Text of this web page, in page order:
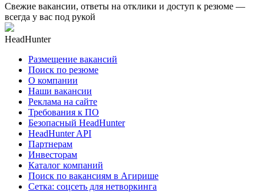
Свежие вакансии, ответы на отклики и доступ к резюме —
всегда у вас под рукой
HeadHunter
Размещение вакансий
Поиск по резюме
О компании
Наши вакансии
Реклама на сайте
Требования к ПО
Безопасный HeadHunter
HeadHunter API
Партнерам
Инвесторам
Каталог компаний
Поиск по вакансиям в Агирише
Сетка: соцсеть для нетворкинга